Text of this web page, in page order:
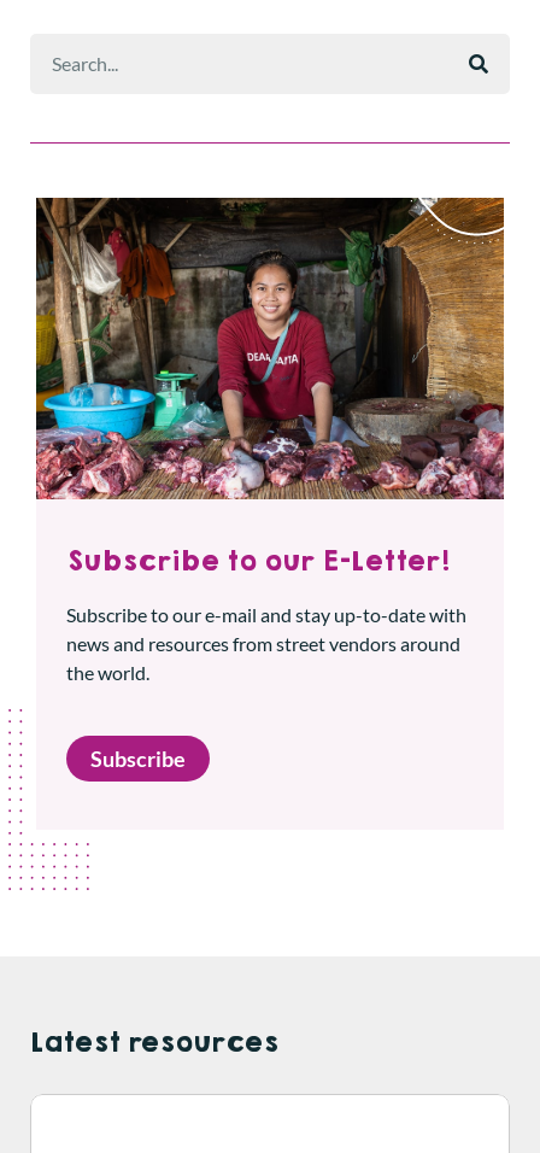
Subscribe to our E-Letter!
Subscribe to our e-mail and stay up-to-date with
news and resources from street vendors around
the world.
Subscribe
Latest resources